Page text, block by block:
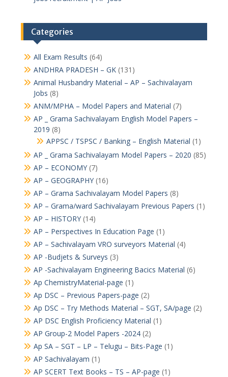
Categories
All Exam Results (64)
ANDHRA PRADESH – GK(131)
Animal Husbandry Material – AP – Sachivalayam
Jobs (8)
ANM/MPHA – Model Papers and Material (7)
AP _ Grama Sachivalayam English Model Papers –
2019 (8)
APPSC / TSPSC / Banking – English Material (1)
AP _ Grama Sachivalayam Model Papers – 2020 (85)
AP – ECONOMY(7)
AP – GEOGRAPHY(16)
AP – Grama Sachivalayam Model Papers (8)
AP – Grama/ward Sachivalayam Previous Papers (1)
AP – HISTORY(14)
AP – Perspectives In Education Page (1)
AP – Sachivalayam VRO surveyors Material (4)
AP -Budjets & Surveys (3)
AP -Sachivalayam Engineering Bacics Material (6)
Ap ChemistryMaterial-page (1)
Ap DSC – Previous Papers-page (2)
Ap DSC – Try Methods Material – SGT, SA/page (2)
AP DSC English Proficiency Material (1)
AP Group-2 Model Papers -2024(2)
Ap SA – SGT – LP – Telugu – Bits-Page (1)
AP Sachivalayam (1)
AP SCERT Text Books – TS – AP-page (1)